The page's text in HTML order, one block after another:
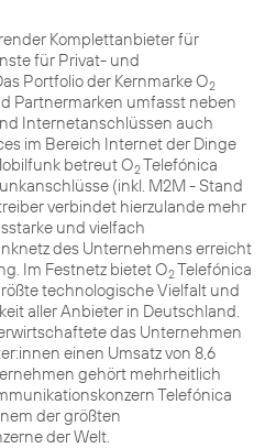
Komplettanbieter für
für Privat- und
Portfolio der Kernmarke O2
Partnermarken umfasst neben
Internetanschlüssen auch
im Bereich Internet der Dinge
betreut O2Telefónica
(inkl. M2M - Stand
verbindet hierzulande mehr
und vielfach
des Unternehmens erreicht
Im Festnetz bietet O2Telefónica
technologische Vielfalt und
aller Anbieter in Deutschland.
das Unternehmen
einen Umsatz von 8,6
gehört mehrheitlich
Telefónica
der größten
der Welt.